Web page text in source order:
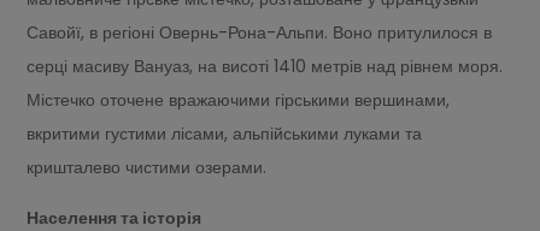
Савойї, в регіоні Овернь-Рона-Альпи. Воно притулилося в
серці масиву Вануаз, на висоті 1410 метрів над рівнем моря.
Містечко оточене вражаючими гірськими вершинами,
вкритими густими лісами, альпійськими луками та
кришталево чистими озерами.
Населення та історія